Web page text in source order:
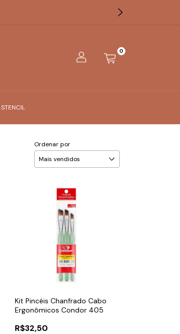
0
STENCIL
Ordenar por
Kit Pincéis Chanfrado Cabo
Ergonômicos Condor 405
R$32,50